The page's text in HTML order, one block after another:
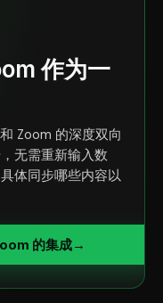
作为一
Zoom 的深度双向
无需重新输入数
体同步哪些内容以
的集成→